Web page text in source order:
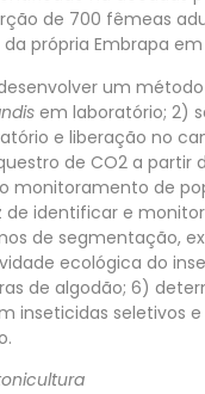
de 700 fêmeas
própria Embrapa
desenvolver um
em laboratório; 2)
e liberação no
de CO2 a
monitoramento de
identificar e
de segmentação,
ecológica do
de algodão; 6)
inseticidas seletivos